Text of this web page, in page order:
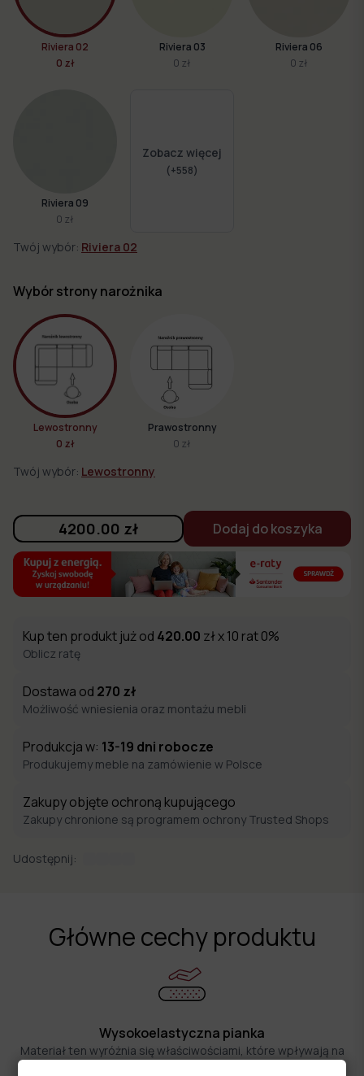
Riviera 02
0 zł
Riviera 03
0 zł
Riviera 06
0 zł
Riviera 09
0 zł
Zobacz więcej
(+558)
Twój wybór: Riviera 02
Wybór strony narożnika
Lewostronny
0 zł
Prawostronny
0 zł
Twój wybór: Lewostronny
4200.00 zł Dodaj do koszyka
Kup ten produkt już od 420.00 zł x 10 rat 0%
Oblicz ratę
Dostawa od 270 zł
Możliwość wniesienia oraz montażu mebli
Produkcja w: 13-19 dni robocze
Produkujemy meble na zamówienie w Polsce
Zakupy objęte ochroną kupującego
Zakupy chronione są programem ochrony Trusted Shops
Udostępnij:
Główne cechy produktu
Wysokoelastyczna pianka
Materiał ten wyróżnia się właściwościami, które wpływają na